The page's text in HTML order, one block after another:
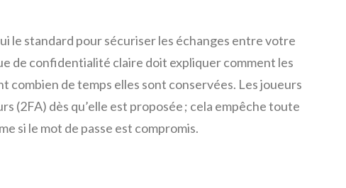
le standard pour sécuriser les échanges entre votre
de confidentialité claire doit expliquer comment les
combien de temps elles sont conservées. Les joueurs
(2FA) dès qu’elle est proposée ; cela empêche toute
si le mot de passe est compromis.